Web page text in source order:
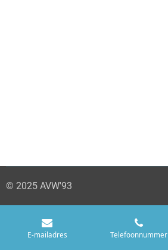
© 2025 AVW'93
E-mailadres Telefoonnummer